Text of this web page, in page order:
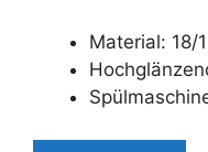
Material: 18/